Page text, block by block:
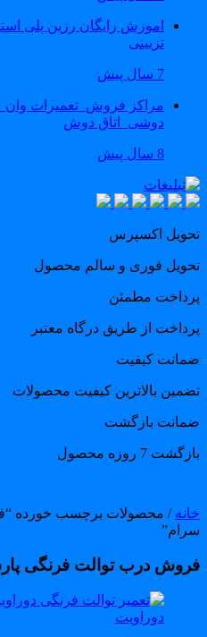
اموزش رایگان رزین پلی
تزیینی
مراکز فروش_تعمیرات
دوشی_اتاق دوش
اکسپرس
فوری و سالم محصول
مطمئن
از طریق درگاه معتبر
کیفیت
بالاترین کیفیت محصولات
بازگشت
7 روزه محصول
/ محصولات برچسب خورده
درب توالت فرنگی